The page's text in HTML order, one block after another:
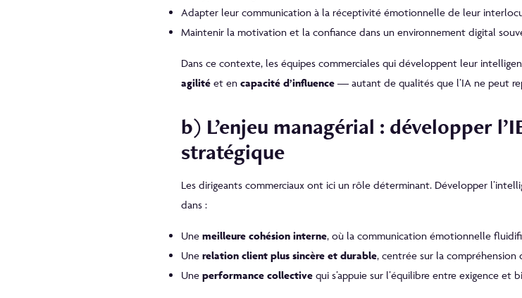
Adapter leur communication à la réceptivité émotionnelle de leur
Maintenir la motivation et la confiance dans un environnement digital
Dans ce contexte, les équipes commerciales qui développent leur
agilitéet en capacité d’influence— autant de qualités que l’IA ne peut
b) L’enjeu managérial : développer
stratégique
Les dirigeants commerciaux ont ici un rôle déterminant. Développer
dans :
Une meilleure cohésion interne, où la communication émotionnelle
Une relation client plus sincère et durable, centrée sur la compréhension
Une performance collectivequi s’appuie sur l’équilibre entre exigence et